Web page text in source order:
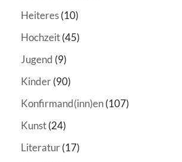
Heiteres(10)
Hochzeit(45)
Jugend (9)
Kinder(90)
Konfirmand(inn)en(107)
Kunst(24)
Literatur(17)